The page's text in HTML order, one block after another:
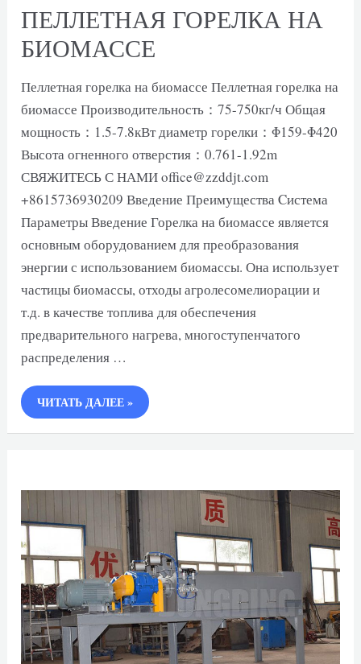
ПЕЛЛЕТНАЯ ГОРЕЛКА НА
БИОМАССЕ
Пеллетная горелка на биомассе Пеллетная горелка на
биомассе Производительность：75-750кг/ч Общая
мощность：1.5-7.8кВт диаметр горелки：Φ159-Φ420
Высота огненного отверстия：0.761-1.92m
СВЯЖИТЕСЬ С НАМИ office@zzddjt.com
+8615736930209 Введение Преимущества Cистема
Параметры Введение Горелка на биомассе является
основным оборудованием для преобразования
энергии с использованием биомассы. Она использует
частицы биомассы, отходы агролесомелиорации и
т.д. в качестве топлива для обеспечения
предварительного нагрева, многоступенчатого
распределения …
ПЕЛЛЕТНАЯ
ГОРЕЛКА
НА
ЧИТАТЬ ДАЛЕЕ »